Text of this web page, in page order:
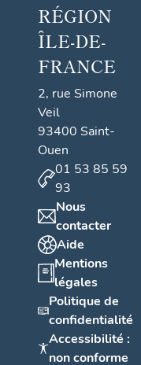
RÉGION
ÎLE-DE-
FRANCE
2, rue Simone
Veil
93400 Saint-
Ouen
01 53 85 59
93
Nous
contacter
Aide
Mentions
légales
Politique de
confidentialité
Accessibilité :
non conforme